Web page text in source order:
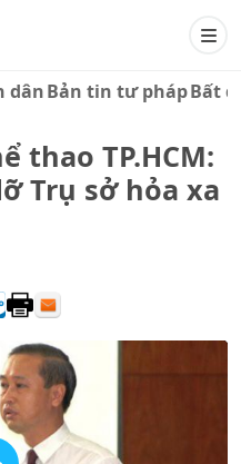
dânBản tin tư phápBất
thao TP.HCM:
Trụ sở hỏa xa